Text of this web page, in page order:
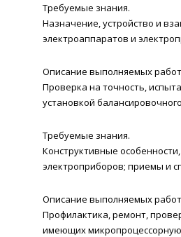
Требуемые знания.
Назначение, устройство и
электроаппаратов и
Описание выполняемых
Проверка на точность,
установкой
Требуемые знания.
Конструктивные
электроприборов; приемы и
Описание выполняемых
Профилактика, ремонт,
имеющих микропроцессорную